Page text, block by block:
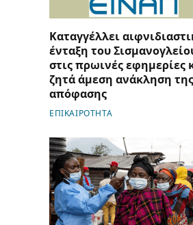
Καταγγέλλει
ένταξη του
στις πρωινές εφημερίες
ζητά άμεση ανάκληση της
απόφασης
ΕΠΙΚΑΙΡΟΤΗΤΑ